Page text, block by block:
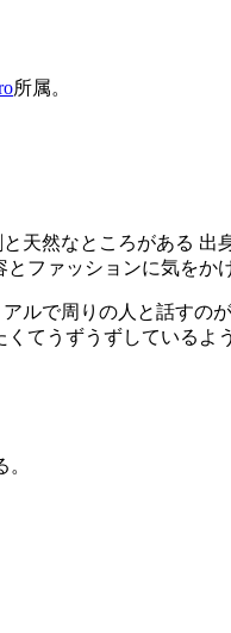
所属。
天然なところがある
ファッションに気をか
ルで周りの人と話すの
くてうずうずしている